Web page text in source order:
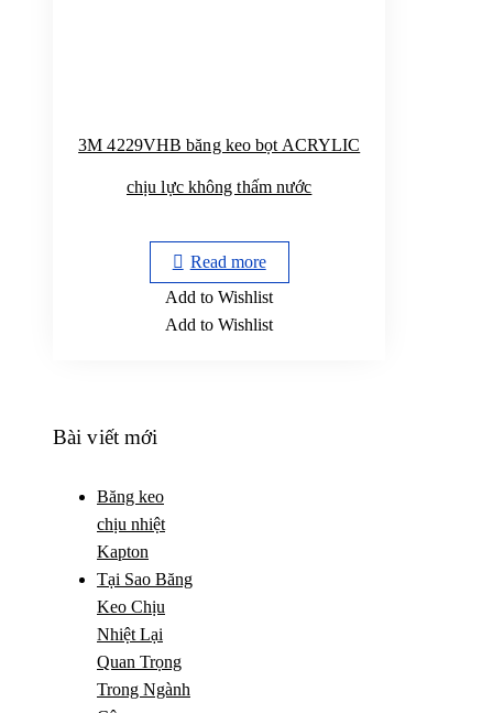
3M 4229VHB băng keo bọt ACRYLIC
chịu lực không thấm nước
Read more
Add to Wishlist
Add to Wishlist
Bài viết mới
Băng keo
chịu nhiệt
Kapton
Tại Sao Băng
Keo Chịu
Nhiệt Lại
Quan Trọng
Trong Ngành